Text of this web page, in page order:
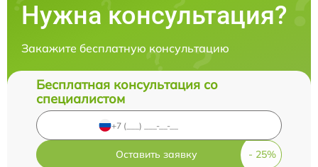
Нужна консультация?
Закажите бесплатную консультацию
Бесплатная консультация со
специалистом
Оставить заявку